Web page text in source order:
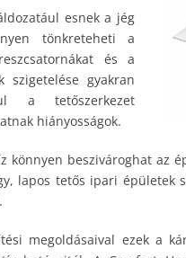
esnek a jég
tönkreteheti a
és a
szigetelése gyakran
a tetőszerkezet
hiányosságok.
könnyen beszivároghat az
lapos tetős ipari épületek
megoldásaival ezek a